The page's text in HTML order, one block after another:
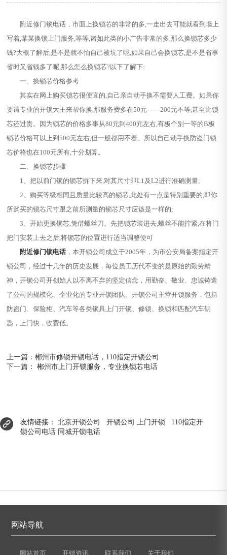
附近修门锁电话，市面上换锁芯的非常的多,一走出去可能就看到墙上
写着,某某换锁上门服务,等等,诸如此类的小广告非常的多,那么换锁芯多少
钱?大概了解后,是不是就不怕自己被坑了呢,如果自己会换锁芯,是不是省事
省时又省钱多了呢,那么怎么换锁芯?以下了解下:
一、换锁芯价格参考
其实在网上购买锁芯很便宜的,自己亲自动手换不需要人工费。如果你
要请专业的开锁大王来帮你换,那服务费多在50元——200元不等,甚至比锁
芯还过贵。因为锁芯的价格多事从80元到400元左右,有极个别一等的B极
锁芯价格可以上到500元左右,但一般都用不着、所以自己动手换防盗门锁
芯价格也在100元所有,十分划算。
二、换锁芯步骤
1、把以前门锁的锁芯拆下来,对其尺寸即L1及L2进行准确测量;
2、购买等级相同且质量比较高的锁芯,此处有一点是特别重要的,即你
所购买的锁芯尺寸跟之前所测量的锁芯尺寸应该是一样的;
3、开始更换锁芯,凭借螺丝刀。先把锁芯装进去,螺丝不能拧紧,在将门
把门安装上去之后,将锁芯的位置进行适当调整便可
附近修门锁电话 ，本开锁公司成立于2005年，为市公安局备案指定开
锁公司，经过十几年的历史发展，每位员工历代不变的是原始的勤劳精
神，开锁公司开创始人以不离不弃的坚定信念，用勤奋、敬业、忠诚铸造
了公司的规模化、企业化的专业开锁团队。开锁公司主营开锁服务，包括
防盗门、保险柜、汽车等各类锁具上门开锁、修锁、换锁和匹配汽车钥
匙，上门快，收费低。
上一篇：郴州市修锁开锁电话，110指定开锁公司
下一篇：郴州市上门开锁服务，专业换锁芯电话
友情链接：北京开锁公司 开锁公司 上门开锁
110指定开
锁公司电话 同城开锁电话
网站导航
网站首页 开锁资讯 联系我们 关于我们